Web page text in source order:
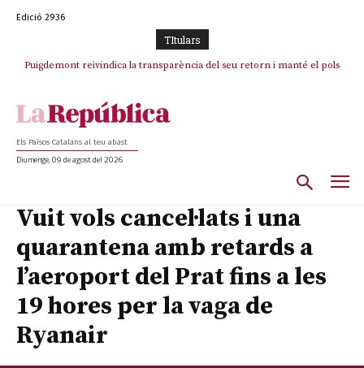
Edició 2936
TItulars
Puigdemont reivindica la transparència del seu retorn i manté el pols
Portugal acusa Espanya de provocar un “efecte crida” massiu per la seva
Els Països Catalans al teu abast
Diumenge, 09 de agost del 2026
Vuit vols cancel·lats i una
quarantena amb retards a
l’aeroport del Prat fins a les
19 hores per la vaga de
Ryanair